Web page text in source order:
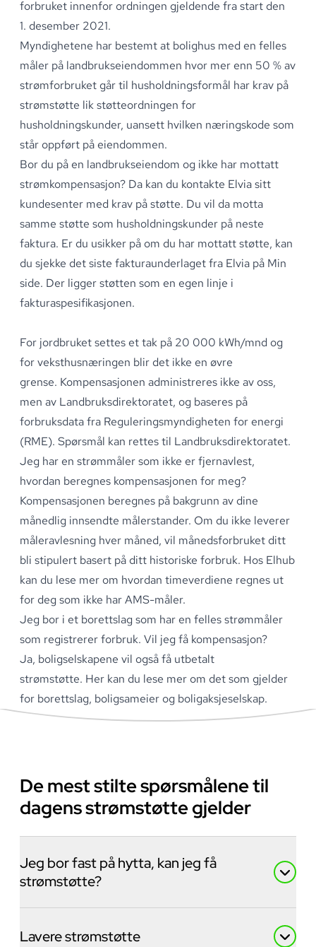
forbruket innenfor ordningen gjeldende fra start den
1. desember 2021.
Myndighetene har bestemt at bolighus med en felles
måler på landbrukseiendommen hvor mer enn 50 % av
strømforbruket går til husholdningsformål har krav på
strømstøtte lik støtteordningen for
husholdningskunder, uansett hvilken næringskode som
står oppført på eiendommen.
Bor du på en landbrukseiendom og ikke har mottatt
strømkompensasjon? Da kan du kontakte Elvia sitt
kundesenter med krav på støtte. Du vil da motta
samme støtte som husholdningskunder på neste
faktura. Er du usikker på om du har mottatt støtte, kan
du sjekke det siste fakturaunderlaget fra Elvia på Min
side. Der ligger støtten som en egen linje i
fakturaspesifikasjonen.
For jordbruket settes et tak på 20 000 kWh/mnd og
for veksthusnæringen blir det ikke en øvre
grense. Kompensasjonen administreres ikke av oss,
men av Landbruksdirektoratet, og baseres på
forbruksdata fra Reguleringsmyndigheten for energi
(RME). Spørsmål kan rettes til Landbruksdirektoratet.
Jeg har en strømmåler som ikke er fjernavlest,
hvordan beregnes kompensasjonen for meg?
Kompensasjonen beregnes på bakgrunn av dine
månedlig innsendte målerstander. Om du ikke leverer
måleravlesning hver måned, vil månedsforbruket ditt
bli stipulert basert på ditt historiske forbruk. Hos Elhub
kan du lese mer om hvordan timeverdiene regnes ut
for deg som ikke har AMS-måler.
Jeg bor i et borettslag som har en felles strømmåler
som registrerer forbruk. Vil jeg få kompensasjon?
Ja, boligselskapene vil også få utbetalt
strømstøtte. Her kan du lese mer om det som gjelder
for borettslag, boligsameier og boligaksjeselskap.
De mest stilte spørsmålene til
dagens strømstøtte gjelder
Jeg bor fast på hytta, kan jeg få
strømstøtte?
Lavere strømstøtte